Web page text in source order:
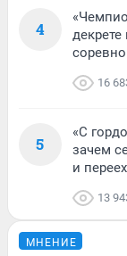
4
16
5
«С
зачем
и
13
МНЕНИЕ